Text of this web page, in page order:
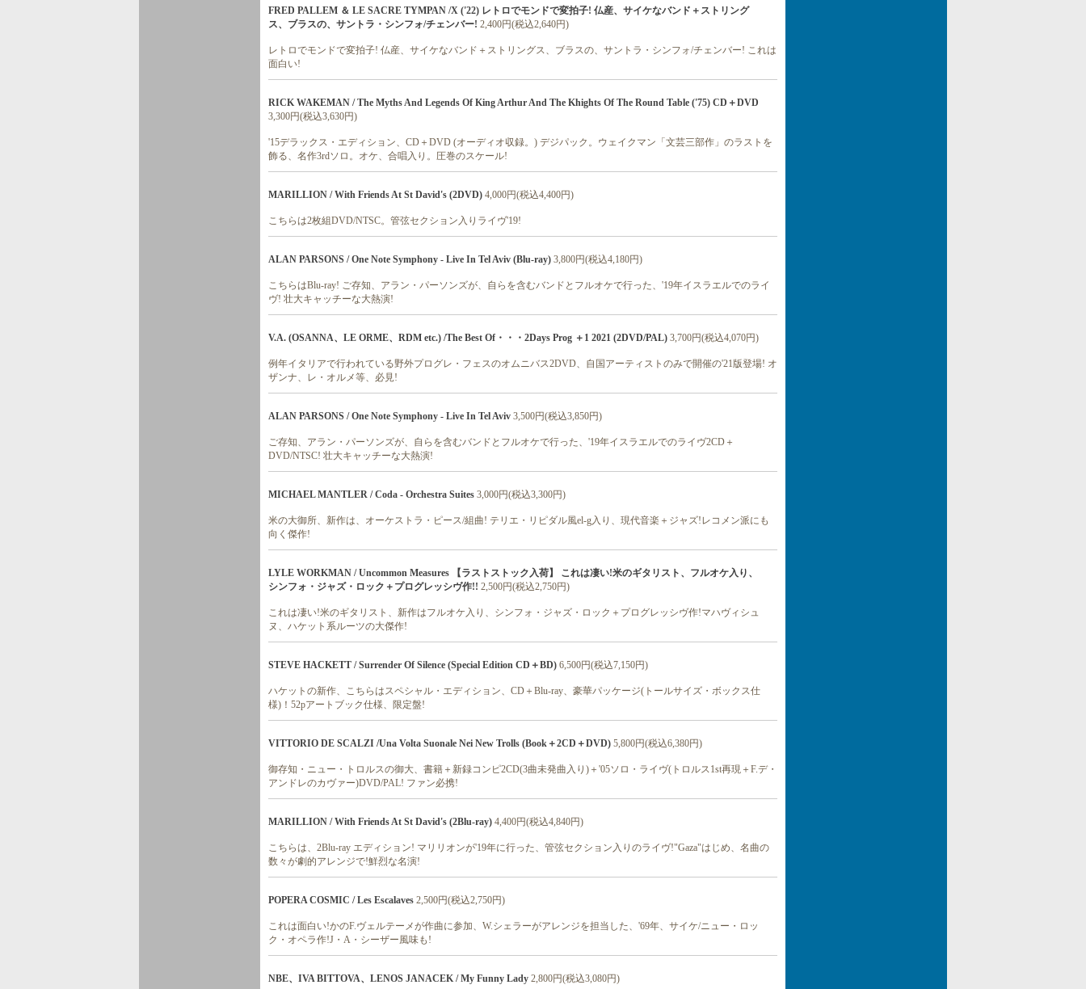
FRED PALLEM ＆ LE SACRE TYMPAN /X ('22) レトロでモンドで変拍子! 仏産、サイケなバンド＋ストリング
ス、ブラスの、サントラ・シンフォ/チェンバー! 2,400円(税込2,640円)
レトロでモンドで変拍子! 仏産、サイケなバンド＋ストリングス、ブラスの、サントラ・シンフォ/チェンバー! これは
面白い!
RICK WAKEMAN / The Myths And Legends Of King Arthur And The Khights Of The Round Table ('75) CD＋DVD
3,300円(税込3,630円)
'15デラックス・エディション、CD＋DVD (オーディオ収録。) デジパック。ウェイクマン「文芸三部作」のラストを
飾る、名作3rdソロ。オケ、合唱入り。圧巻のスケール!
MARILLION / With Friends At St David's (2DVD) 4,000円(税込4,400円)
こちらは2枚組DVD/NTSC。管弦セクション入りライヴ'19!
ALAN PARSONS / One Note Symphony - Live In Tel Aviv (Blu-ray) 3,800円(税込4,180円)
こちらはBlu-ray! ご存知、アラン・パーソンズが、自らを含むバンドとフルオケで行った、'19年イスラエルでのライ
ヴ! 壮大キャッチーな大熱演!
V.A. (OSANNA、LE ORME、RDM etc.) /The Best Of・・・2Days Prog ＋1 2021 (2DVD/PAL) 3,700円(税込4,070円)
例年イタリアで行われている野外プログレ・フェスのオムニバス2DVD、自国アーティストのみで開催の'21版登場! オ
ザンナ、レ・オルメ等、必見!
ALAN PARSONS / One Note Symphony - Live In Tel Aviv 3,500円(税込3,850円)
ご存知、アラン・パーソンズが、自らを含むバンドとフルオケで行った、'19年イスラエルでのライヴ2CD＋
DVD/NTSC! 壮大キャッチーな大熱演!
MICHAEL MANTLER / Coda - Orchestra Suites 3,000円(税込3,300円)
米の大御所、新作は、オーケストラ・ピース/組曲! テリエ・リピダル風el-g入り、現代音楽＋ジャズ!レコメン派にも
向く傑作!
LYLE WORKMAN / Uncommon Measures 【ラストストック入荷】 これは凄い!米のギタリスト、フルオケ入り、
シンフォ・ジャズ・ロック＋プログレッシヴ作!! 2,500円(税込2,750円)
これは凄い!米のギタリスト、新作はフルオケ入り、シンフォ・ジャズ・ロック＋プログレッシヴ作!マハヴィシュ
ヌ、ハケット系ルーツの大傑作!
STEVE HACKETT / Surrender Of Silence (Special Edition CD＋BD) 6,500円(税込7,150円)
ハケットの新作、こちらはスペシャル・エディション、CD＋Blu-ray、豪華パッケージ(トールサイズ・ボックス仕
様)！52pアートブック仕様、限定盤!
VITTORIO DE SCALZI /Una Volta Suonale Nei New Trolls (Book＋2CD＋DVD) 5,800円(税込6,380円)
御存知・ニュー・トロルスの御大、書籍＋新録コンピ2CD(3曲未発曲入り)＋'05ソロ・ライヴ(トロルス1st再現＋F.デ・
アンドレのカヴァー)DVD/PAL! ファン必携!
MARILLION / With Friends At St David's (2Blu-ray) 4,400円(税込4,840円)
こちらは、2Blu-ray エディション! マリリオンが'19年に行った、管弦セクション入りのライヴ!"Gaza"はじめ、名曲の
数々が劇的アレンジで!鮮烈な名演!
POPERA COSMIC / Les Escalaves 2,500円(税込2,750円)
これは面白い!かのF.ヴェルテーメが作曲に参加、W.シェラーがアレンジを担当した、'69年、サイケ/ニュー・ロッ
ク・オペラ作!J・A・シーザー風味も!
NBE、IVA BITTOVA、LENOS JANACEK / My Funny Lady 2,800円(税込3,080円)